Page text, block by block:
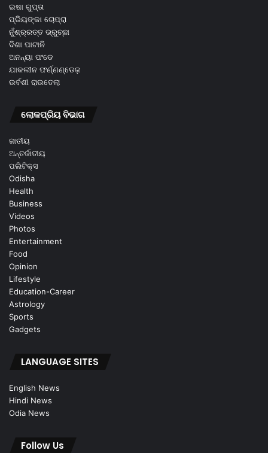
ଇଷା ଗୁପ୍ତା
ପ୍ରିୟଙ୍କା ଚୋପ୍ରା
ନୁଁଶ୍ର୍ରତ୍ତ ଭ୍ରୁଚ୍ଛା
ଦିଶା ପାଟାନି
ଅନନ୍ୟା ପଂଡେ
ଯାକଲୀନ ଫର୍ଣ୍ଣଣ୍ଡେଜ଼
ଉର୍ବଶୀ ରାଉତେଲା
ଲୋକପ୍ରିୟ ବିଭାଗ
ଜାତୀୟ
ଅନ୍ତର୍ଜାତୀୟ
ପଲିଟିକ୍ସ
Odisha
Health
Business
Videos
Photos
Entertainment
Food
Opinion
Lifestyle
Education-Career
Astrology
Sports
Gadgets
LANGUAGE SITES
English News
Hindi News
Odia News
Follow Us